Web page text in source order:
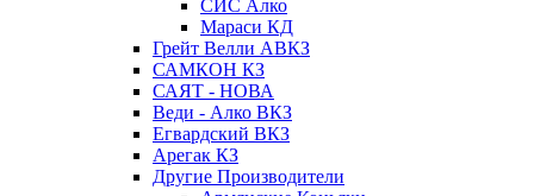
СИС Алко
Мараси КД
Грейт Велли АВКЗ
САМКОН КЗ
САЯТ - НОВА
Веди - Алко ВКЗ
Егвардский ВКЗ
Арегак КЗ
Другие Производители